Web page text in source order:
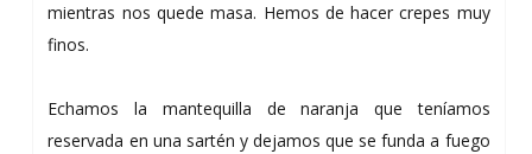
mientras nos quede masa. Hemos de hacer crepes muy
finos.
Echamos la mantequilla de naranja que teníamos
reservada en una sartén y dejamos que se funda a fuego